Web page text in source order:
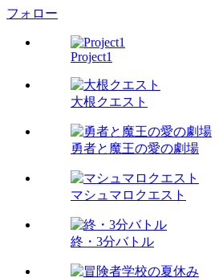
フォロー
Project1
大根クエスト
勇者と魔王の愛の劇場
マシュマロクエスト
終・3分バトル